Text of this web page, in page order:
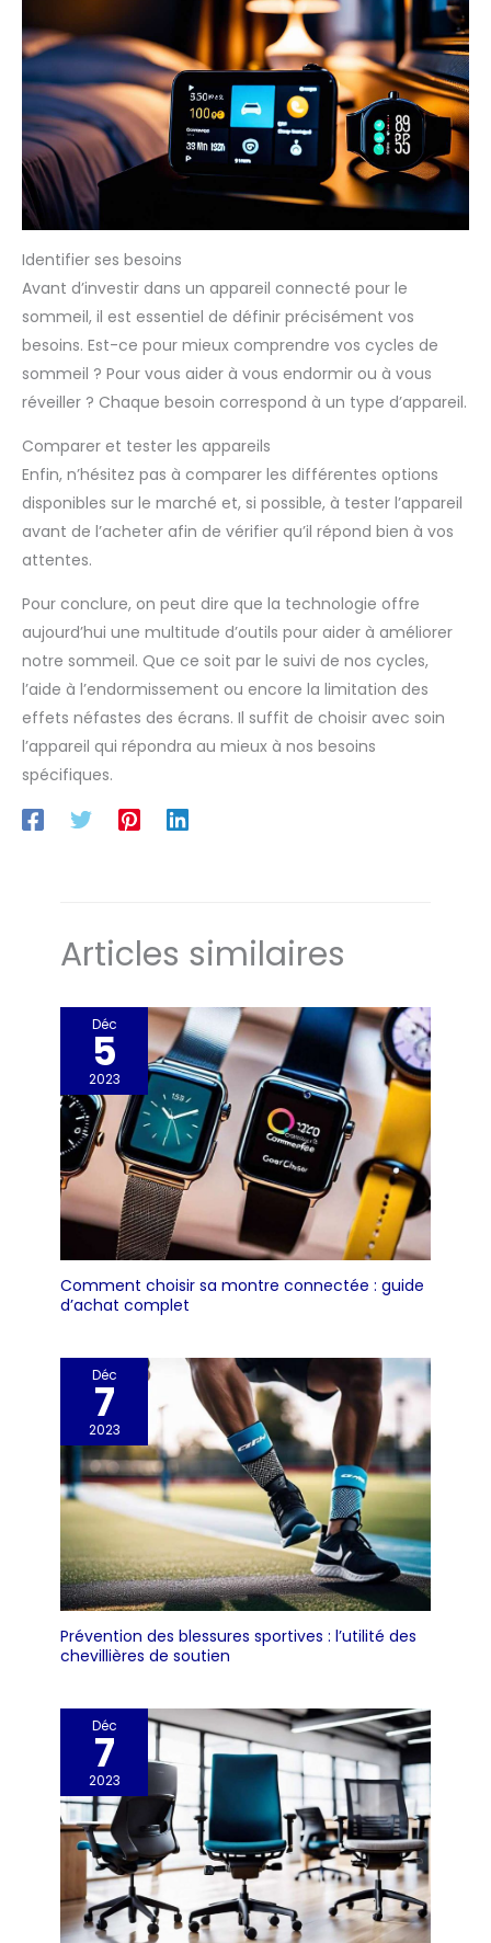
Identifier ses besoins
Avant d’investir dans un appareil connecté pour le
sommeil, il est essentiel de définir précisément vos
besoins. Est-ce pour mieux comprendre vos cycles de
sommeil ? Pour vous aider à vous endormir ou à vous
réveiller ? Chaque besoin correspond à un type d’appareil.
Comparer et tester les appareils
Enfin, n’hésitez pas à comparer les différentes options
disponibles sur le marché et, si possible, à tester l’appareil
avant de l’acheter afin de vérifier qu’il répond bien à vos
attentes.
Pour conclure, on peut dire que la technologie offre
aujourd’hui une multitude d’outils pour aider à améliorer
notre sommeil. Que ce soit par le suivi de nos cycles,
l’aide à l’endormissement ou encore la limitation des
effets néfastes des écrans. Il suffit de choisir avec soin
l’appareil qui répondra au mieux à nos besoins
spécifiques.
Articles similaires
Déc
5
2023
Comment choisir sa montre connectée : guide
d’achat complet
Déc
7
2023
Prévention des blessures sportives : l’utilité des
chevillières de soutien
Déc
7
2023